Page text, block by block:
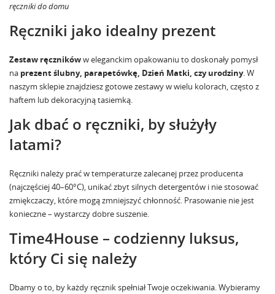
ręczniki do domu
Ręczniki jako idealny prezent
Zestaw ręcznikóww eleganckim opakowaniu to doskonały pomysł
na prezent ślubny, parapetówkę, Dzień Matki, czy urodziny. W
naszym sklepie znajdziesz gotowe zestawy w wielu kolorach, często z
haftem lub dekoracyjną tasiemką.
Jak dbać o ręczniki, by służyły
latami?
Ręczniki należy prać w temperaturze zalecanej przez producenta
(najczęściej 40–60°C), unikać zbyt silnych detergentów i nie stosować
zmiękczaczy, które mogą zmniejszyć chłonność. Prasowanie nie jest
konieczne – wystarczy dobre suszenie.
Time4House – codzienny luksus,
który Ci się należy
Dbamy o to, by każdy ręcznik spełniał Twoje oczekiwania. Wybieramy